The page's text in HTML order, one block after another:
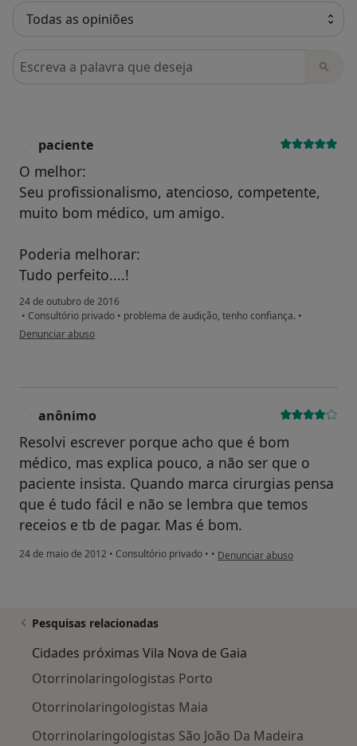
Pesquisar em opiniões
paciente
O melhor:
Seu profissionalismo, atencioso, competente,
muito bom médico, um amigo.
Poderia melhorar:
Tudo perfeito....!
24 de outubro de 2016
• Consultório privado • problema de audição, tenho confiança. •
na opinião do utilizador paciente
Denunciar abuso
anônimo
Resolvi escrever porque acho que é bom
médico, mas explica pouco, a não ser que o
paciente insista. Quando marca cirurgias pensa
que é tudo fácil e não se lembra que temos
receios e tb de pagar. Mas é bom.
24 de maio de 2012 • Consultório privado • • na opinião do utilizador
Denunciar abuso
Pesquisas relacionadas
Cidades próximas Vila Nova de Gaia
Otorrinolaringologistas Porto
Otorrinolaringologistas Maia
Otorrinolaringologistas São João Da Madeira